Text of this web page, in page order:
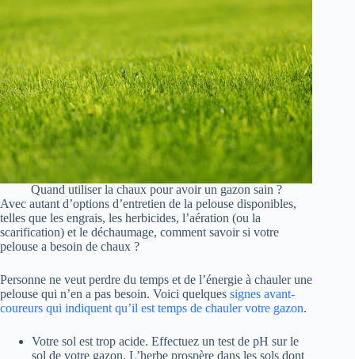
Quand utiliser la chaux pour avoir un gazon sain ?
Avec autant d’options d’entretien de la pelouse disponibles,
telles que les engrais, les herbicides, l’aération (ou la
scarification) et le déchaumage, comment savoir si votre
pelouse a besoin de chaux ?
Personne ne veut perdre du temps et de l’énergie à chauler une
pelouse qui n’en a pas besoin. Voici quelques signes avant-
coureurs qui indiquent qu’il est temps de chauler votre gazon.
Votre sol est trop acide. Effectuez un test de pH sur le
sol de votre gazon. L’herbe prospère dans les sols dont